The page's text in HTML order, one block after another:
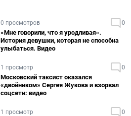
0 просмотров 0
«Мне говорили, что я уродливая».
История девушки, которая не способна
улыбаться. Видео
1 просмотр 0
Московский таксист оказался
«двойником» Сергея Жукова и взорвал
соцсети: видео
1 просмотр 0